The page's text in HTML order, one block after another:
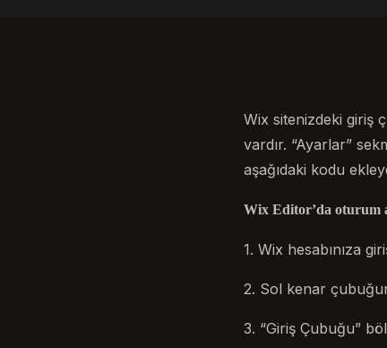
Wix sitenizdeki giriş
vardır. “Ayarlar”
aşağıdaki kodu
Wix Editor’da oturum
1. Wix hesabınıza
2. Sol kenar
3. “Giriş Çubuğu”